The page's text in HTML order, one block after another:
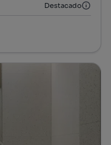
Destacado